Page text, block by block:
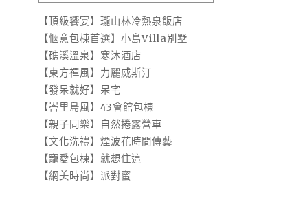
【頂級饗宴】瓏山林冷熱泉飯店
【愜意包棟首選】小島Villa別墅
【礁溪溫泉】寒沐酒店
【東方禪風】力麗威斯汀
【發呆就好】呆宅
【峇里島風】43會館包棟
【親子同樂】自然捲露營車
【文化洗禮】煙波花時間傳藝
【寵愛包棟】就想住這
【網美時尚】派對蜜